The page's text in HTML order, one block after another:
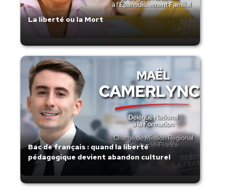
La liberté ou la Mort
Bac de français : quand la liberté
pédagogique devient abandon culturel